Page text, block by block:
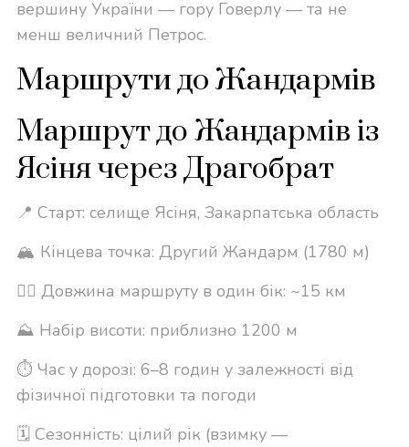
вершину України — гору Говерлу — та не
менш величний Петрос.
Маршрути до Жандармів
Маршрут до Жандармів із
Ясіня через Драгобрат
📍 Старт: селище Ясіня, Закарпатська область
🏔 Кінцева точка: Другий Жандарм (1780 м)
🚶‍♂️ Довжина маршруту в один бік: ~15 км
⛰ Набір висоти: приблизно 1200 м
⏱ Час у дорозі: 6–8 годин у залежності від
фізичної підготовки та погоди
🗓 Сезонність: цілий рік (взимку —